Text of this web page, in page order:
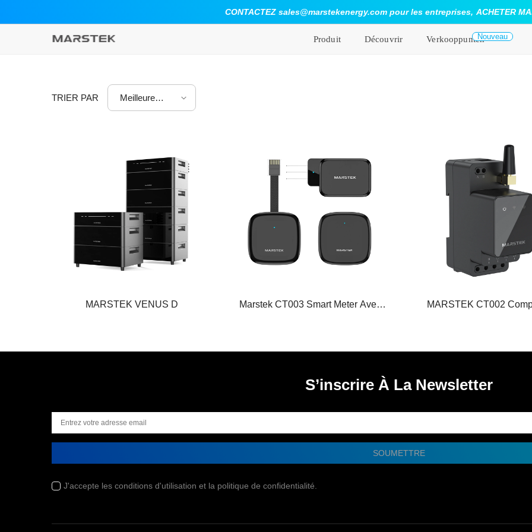
CONTACTEZ sales@marstekenergy.com pour les entreprises, ACHETER
Produit Découvrir VerkooppuntenNouveau
TRIER PAR
Meilleure
MARSTEK VENUS D
Marstek CT003 Smart Meter Avec
MARSTEK CT002
S’inscrire À La Newsletter
SOUMETTRE
J'accepte les conditions d'utilisation et la politique de confidentialité.